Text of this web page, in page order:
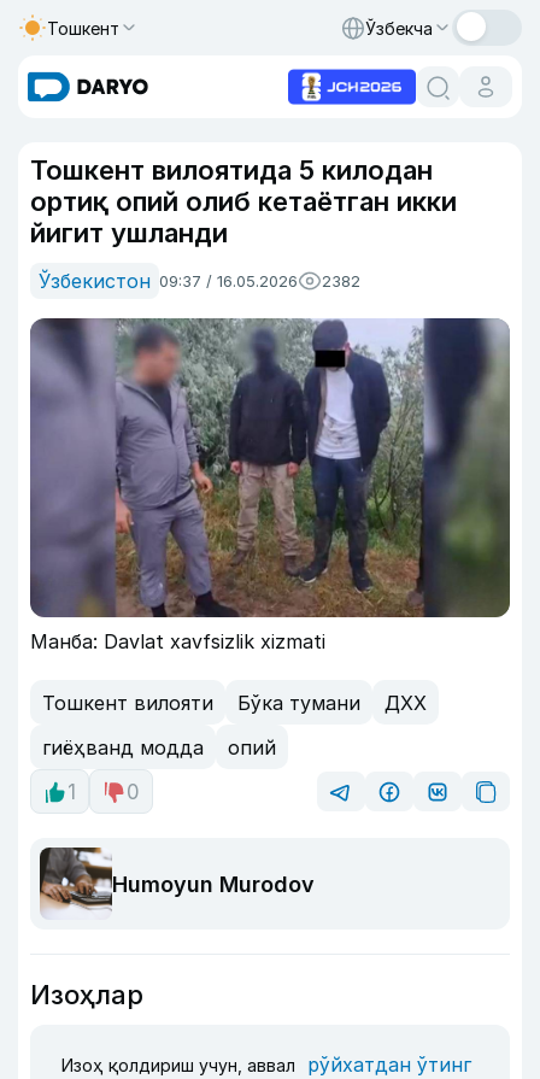
Тошкент Ўзбекча
Тошкент вилоятида 5 килодан
ортиқ опий олиб кетаётган икки
йигит ушланди
Ўзбекистон 09:37 / 16.05.2026 2382
Манба: Davlat xavfsizlik xizmati
Тошкент вилояти Бўка тумани
ДХХ
гиёҳванд модда
опий
1
0
Humoyun Murodov
Изоҳлар
Изоҳ қолдириш учун, аввал рўйхатдан ўтинг